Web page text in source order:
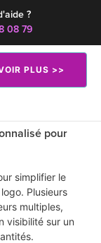
?
08 79
PLUS >>
pour
simplifier le
Plusieurs
multiples,
visibilité sur un